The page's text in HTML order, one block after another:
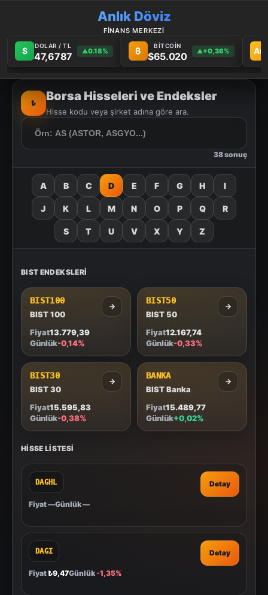
Anlık Döviz
FİNANS MERKEZİ
$ DOLAR / TL
47,6787 ▲0.18% ₿ BİTCOİN
$65.020 ▲+0,36% Au
₺ Borsa Hisseleri ve Endeksler
Hisse kodu veya şirket adına göre ara.
38 sonuç
A B C D E F G H I
J K L M N O P Q R
S T U V X Y Z
BIST ENDEKSLERI
BIST100
BIST 100
Fiyat13.779,39
Günlük-0,14%
→
BIST50
BIST 50
Fiyat12.167,74
Günlük-0,33%
→
BIST30
BIST 30
Fiyat15.595,83
Günlük-0,38%
→
BANKA
BIST Banka
Fiyat15.489,77
Günlük+0,02%
→
HISSE LISTESI
DAGHL
Fiyat—Günlük—
Detay
DAGI
Fiyat₺9,47Günlük-1,35%
Detay